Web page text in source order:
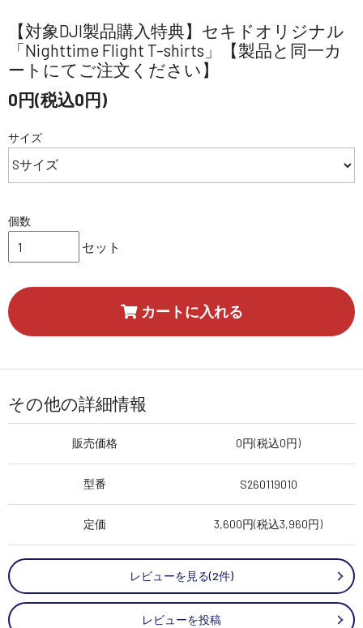
【対象DJI製品購入特典】セキドオリジナル
「Nighttime Flight T-shirts」【製品と同一カ
ートにてご注文ください】
0円(税込0円)
サイズ
個数
セット
カートに入れる
その他の詳細情報
販売価格 0円(税込0円)
型番 S260119010
定価 3,600円(税込3,960円)
レビューを見る(2件)
レビューを投稿